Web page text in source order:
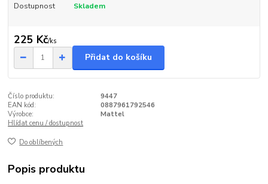
Dostupnost Skladem
225 Kč/ks
Přidat do košíku
Číslo produktu:
9447
EAN kód:
0887961792546
Výrobce:
Mattel
Hlídat cenu / dostupnost
Do oblíbených
Popis produktu